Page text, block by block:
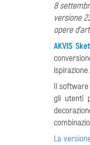
8
versione
opere
AKVIS
ispirazione.
Il
gli utenti
La